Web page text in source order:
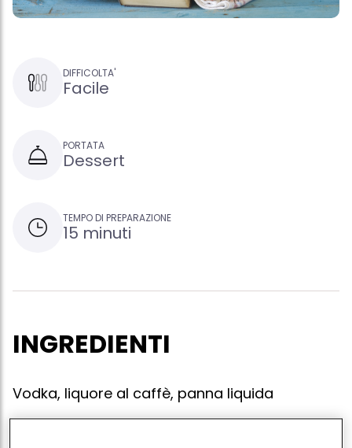
DIFFICOLTA'
Facile
PORTATA
Dessert
TEMPO DI PREPARAZIONE
15 minuti
INGREDIENTI
Vodka, liquore al caffè, panna liquida